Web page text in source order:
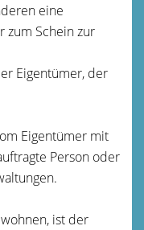
eine
zum Schein zur
Eigentümer, der
Eigentümer mit
Person oder
ist der